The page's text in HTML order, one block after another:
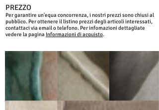
PREZZO
Per garantire un'equa concorrenza, i nostri prezzi sono chiusi al
pubblico. Per ottenere il listino prezzi degli articoli interessati,
contattaci via email o telefono. Per infomazioni dettagliate
vedere la pagina Informazioni di acquisto.
VERDE TAUPE
CAMEL